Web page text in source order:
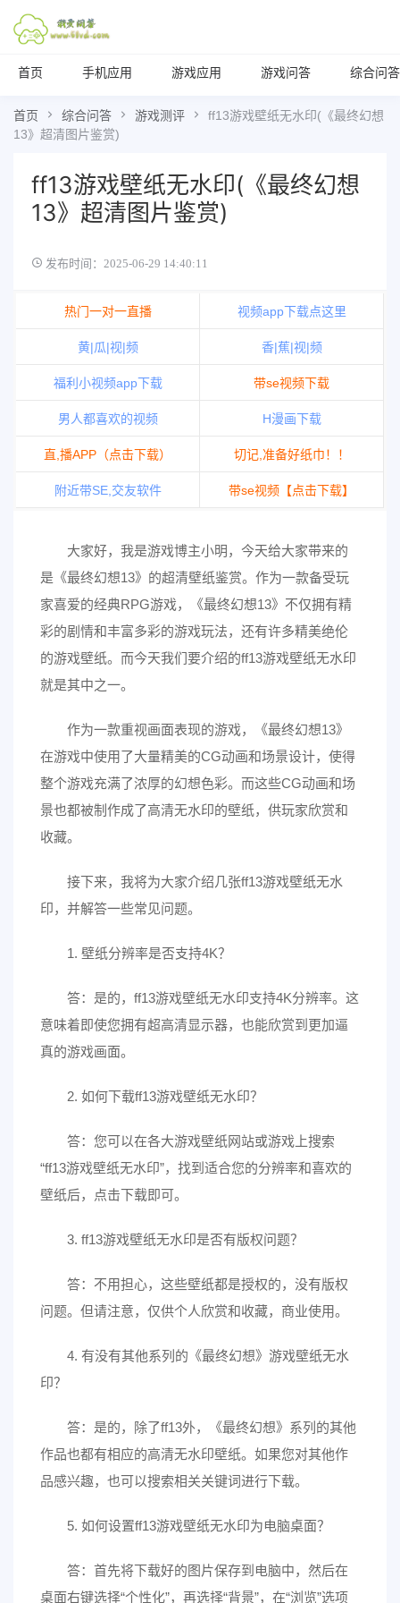
首页 手机应用 游戏应用 游戏问答 综合问答
首页 综合问答 游戏测评
ff13游戏壁纸无水印(《最终幻想
13》超清图片鉴赏)
ff13游戏壁纸无水印(《最终幻想
13》超清图片鉴赏)
发布时间：2025-06-29 14:40:11
热门一对一直播 视频app下载点这里
黄|瓜|视|频 香|蕉|视|频
福利小视频app下载 带se视频下载
男人都喜欢的视频 H漫画下载
直,播APP（点击下载） 切记,准备好纸巾！！
附近带SE,交友软件 带se视频【点击下载】
大家好，我是游戏博主小明，今天给大家带来的
是《最终幻想13》的超清壁纸鉴赏。作为一款备受玩
家喜爱的经典RPG游戏，《最终幻想13》不仅拥有精
彩的剧情和丰富多彩的游戏玩法，还有许多精美绝伦
的游戏壁纸。而今天我们要介绍的ff13游戏壁纸无水印
就是其中之一。
作为一款重视画面表现的游戏，《最终幻想13》
在游戏中使用了大量精美的CG动画和场景设计，使得
整个游戏充满了浓厚的幻想色彩。而这些CG动画和场
景也都被制作成了高清无水印的壁纸，供玩家欣赏和
收藏。
接下来，我将为大家介绍几张ff13游戏壁纸无水
印，并解答一些常见问题。
1. 壁纸分辨率是否支持4K？
答：是的，ff13游戏壁纸无水印支持4K分辨率。这
意味着即使您拥有超高清显示器，也能欣赏到更加逼
真的游戏画面。
2. 如何下载ff13游戏壁纸无水印？
答：您可以在各大游戏壁纸网站或游戏上搜索
“ff13游戏壁纸无水印”，找到适合您的分辨率和喜欢的
壁纸后，点击下载即可。
3. ff13游戏壁纸无水印是否有版权问题？
答：不用担心，这些壁纸都是授权的，没有版权
问题。但请注意，仅供个人欣赏和收藏，商业使用。
4. 有没有其他系列的《最终幻想》游戏壁纸无水
印？
答：是的，除了ff13外，《最终幻想》系列的其他
作品也都有相应的高清无水印壁纸。如果您对其他作
品感兴趣，也可以搜索相关关键词进行下载。
5. 如何设置ff13游戏壁纸无水印为电脑桌面？
答：首先将下载好的图片保存到电脑中，然后在
桌面右键选择“个性化”，再选择“背景”，在“浏览”选项